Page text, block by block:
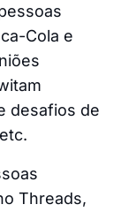
Cola e
desafios de
Threads,